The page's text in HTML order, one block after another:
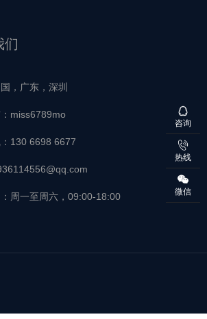
们
，广东，深圳
miss6789mo
130 6698 6677
周一至周六，09:00-18:00
咨询
热线
微信